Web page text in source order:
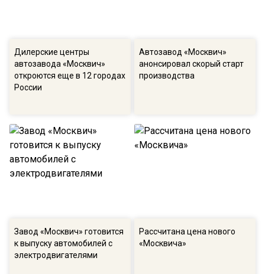
Дилерские центры
автозавода «Москвич»
откроются еще в 12 городах
России
Автозавод «Москвич»
анонсировал скорый старт
производства
Завод «Москвич» готовится
к выпуску автомобилей с
электродвигателями
Рассчитана цена нового
«Москвича»